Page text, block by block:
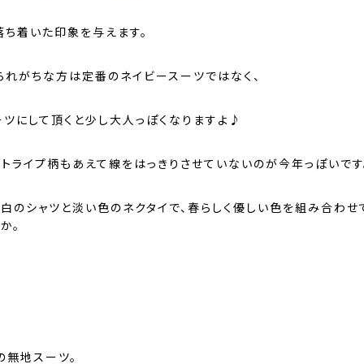
着いた印象を与えます。
れがちな方は定番のネイビースーツではなく、
にして頂くと少し大人っぽくなりますよ♪
ライプ柄もあえて線をはっきりさせていないのが今年っぽいです
のシャツと淡い色のネクタイで、春らしく優しい色を組み合わせ
。
地スーツ。